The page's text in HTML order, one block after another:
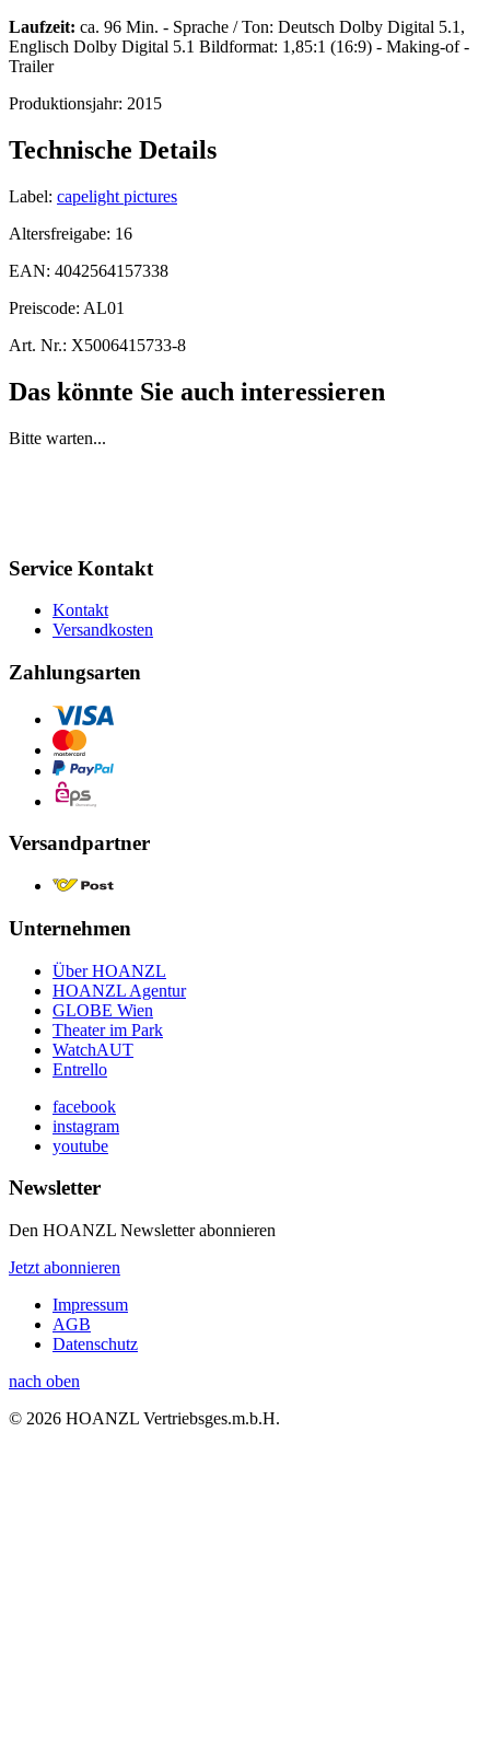
Laufzeit: ca. 96 Min. - Sprache / Ton: Deutsch Dolby Digital 5.1,
Englisch Dolby Digital 5.1 Bildformat: 1,85:1 (16:9) - Making-of -
Trailer
Produktionsjahr: 2015
Technische Details
Label: capelight pictures
Altersfreigabe: 16
EAN: 4042564157338
Preiscode: AL01
Art. Nr.: X5006415733-8
Das könnte Sie auch interessieren
Bitte warten...
Service Kontakt
Kontakt
Versandkosten
Zahlungsarten
Versandpartner
Unternehmen
Über HOANZL
HOANZL Agentur
GLOBE Wien
Theater im Park
WatchAUT
Entrello
facebook
instagram
youtube
Newsletter
Den HOANZL Newsletter abonnieren
Jetzt abonnieren
Impressum
AGB
Datenschutz
nach oben
© 2026 HOANZL Vertriebsges.m.b.H.